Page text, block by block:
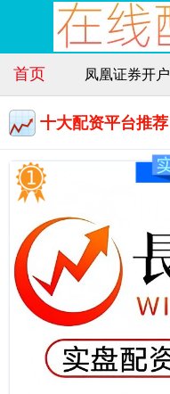
首页 凤凰证券开户
十大配资平台推荐